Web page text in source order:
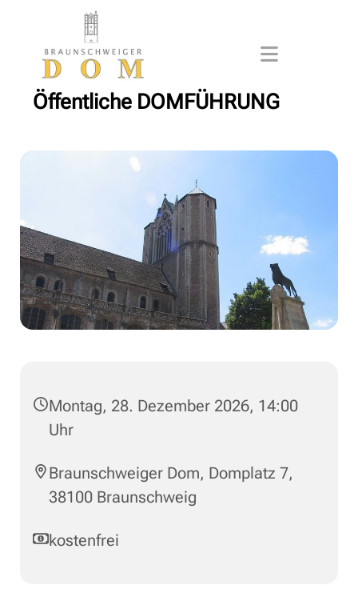
Öffentliche DOMFÜHRUNG
Montag, 28. Dezember 2026, 14:00
Uhr
Braunschweiger Dom, Domplatz 7,
38100 Braunschweig
kostenfrei